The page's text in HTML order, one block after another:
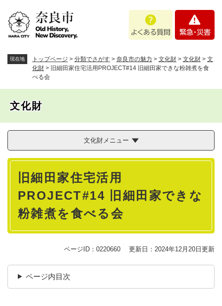
。
あ
問
・
現在地 トップページ > 分類でさがす > 奈良市の魅力 > 文化財 > 文化財 > 文
化財 > 旧細田家住宅活用PROJECT#14 旧細田家できな粉雑煮を食
べる会
文化財
文化財メニュー
本
旧細田家住宅活用
PROJECT#14 旧細田家できな
粉雑煮を食べる会
ページID：0220660 更新日：2024年12月20日更新
ページ内目次